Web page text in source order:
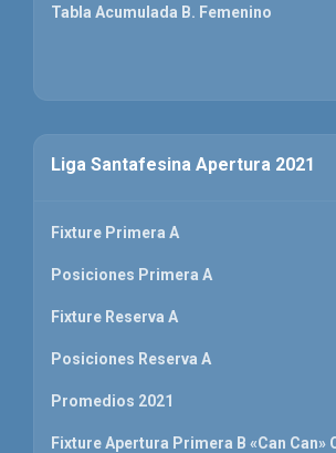
Tabla Acumulada B. Femenino
Liga Santafesina Apertura 2021
Fixture Primera A
Posiciones Primera A
Fixture Reserva A
Posiciones Reserva A
Promedios 2021
Fixture Apertura Primera B «Can Can»